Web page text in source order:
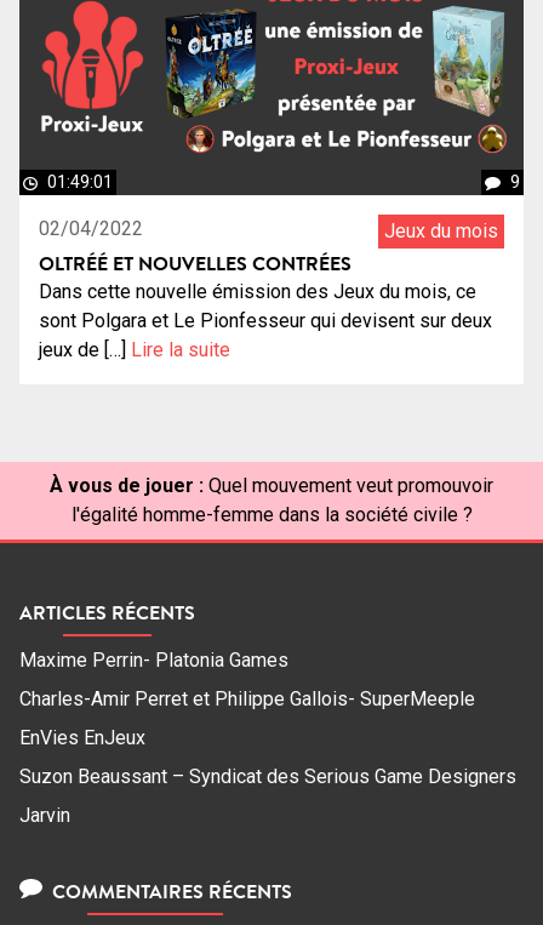
01:49:01 9
02/04/2022 Jeux du mois
OLTRÉÉ ET NOUVELLES CONTRÉES
Dans cette nouvelle émission des Jeux du mois, ce
sont Polgara et Le Pionfesseur qui devisent sur deux
jeux de […] Lire la suite
À vous de jouer : Quel mouvement veut promouvoir
l'égalité homme-femme dans la société civile ?
ARTICLES RÉCENTS
Maxime Perrin- Platonia Games
Charles-Amir Perret et Philippe Gallois- SuperMeeple
EnVies EnJeux
Suzon Beaussant – Syndicat des Serious Game Designers
Jarvin
COMMENTAIRES RÉCENTS